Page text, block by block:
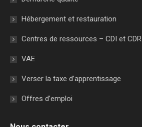
Hébergement et restauration
Centres de ressources – CDI et CDR
VAE
Verser la taxe d’apprentissage
Offres d’emploi